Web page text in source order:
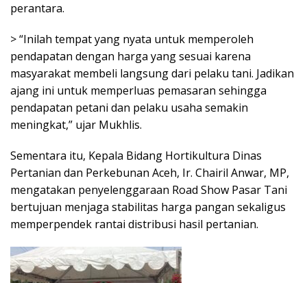
perantara.
> “Inilah tempat yang nyata untuk memperoleh
pendapatan dengan harga yang sesuai karena
masyarakat membeli langsung dari pelaku tani. Jadikan
ajang ini untuk memperluas pemasaran sehingga
pendapatan petani dan pelaku usaha semakin
meningkat,” ujar Mukhlis.
Sementara itu, Kepala Bidang Hortikultura Dinas
Pertanian dan Perkebunan Aceh, Ir. Chairil Anwar, MP,
mengatakan penyelenggaraan Road Show Pasar Tani
bertujuan menjaga stabilitas harga pangan sekaligus
memperpendek rantai distribusi hasil pertanian.